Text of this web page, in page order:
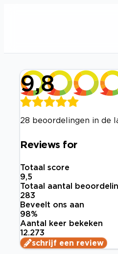
9,8
28 beoordelingen in de
Reviews for
Totaal score
9,5
Totaal aantal
283
Beveelt ons aan
98%
Aantal keer bekeken
12.273
schrijf een review